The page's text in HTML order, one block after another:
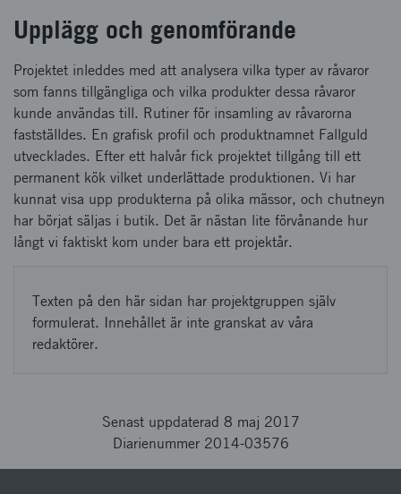
Upplägg och genomförande
Projektet inleddes med att analysera vilka typer av råvaror
som fanns tillgängliga och vilka produkter dessa råvaror
kunde användas till. Rutiner för insamling av råvarorna
fastställdes. En grafisk profil och produktnamnet Fallguld
utvecklades. Efter ett halvår fick projektet tillgång till ett
permanent kök vilket underlättade produktionen. Vi har
kunnat visa upp produkterna på olika mässor, och chutneyn
har börjat säljas i butik. Det är nästan lite förvånande hur
långt vi faktiskt kom under bara ett projektår.
Texten på den här sidan har projektgruppen själv
formulerat. Innehållet är inte granskat av våra
redaktörer.
Senast uppdaterad 8 maj 2017
Diarienummer 2014-03576